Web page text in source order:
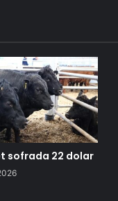
sofrada 22 dolar